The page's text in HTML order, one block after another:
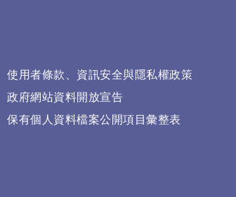
使用者條款、資訊安全與隱私權政策
政府網站資料開放宣告
保有個人資料檔案公開項目彙整表